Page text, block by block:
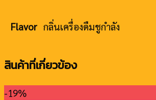
Flavor กลิ่นเครื่องดืมชูกำลัง
สินค้าที่เกี่ยวข้อง
-19%